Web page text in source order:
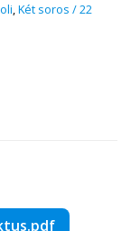
,Két soros / 22